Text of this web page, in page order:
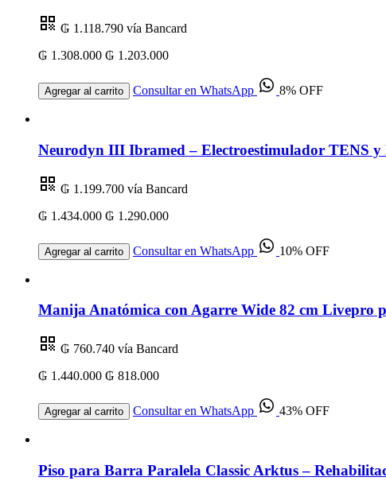
₲ 1.118.790 vía Bancard
₲ 1.308.000 ₲ 1.203.000
Agregar al carrito Consultar en WhatsApp 8% OFF
Neurodyn III Ibramed – Electroestimulador TENS y
₲ 1.199.700 vía Bancard
₲ 1.434.000 ₲ 1.290.000
Agregar al carrito Consultar en WhatsApp 10% OFF
Manija Anatómica con Agarre Wide 82 cm Livepro
₲ 760.740 vía Bancard
₲ 1.440.000 ₲ 818.000
Agregar al carrito Consultar en WhatsApp 43% OFF
Piso para Barra Paralela Classic Arktus –